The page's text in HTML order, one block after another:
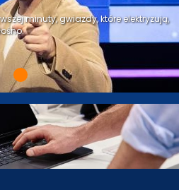
minuty, gwiazdy, które elektryzują,